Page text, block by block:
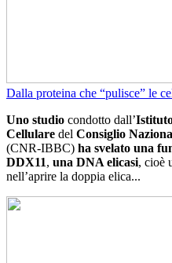
Dalla proteina che “pulisce” le
Uno studio condotto dall’
Cellulare del Consiglio
(CNR-IBBC) ha svelato una
DDX11, una DNA elicasi, cioè
nell’aprire la doppia elica...